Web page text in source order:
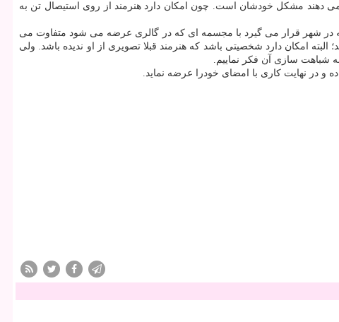
دهند مشكل خودشان است. چون امكان دارد هنرمند از روی استیصال تن به
كه در شهر قرار می گیرد با مجسمه ای كه در گالری عرضه می شود متفاوت می
امكان دارد شخصیتی باشد كه هنرمند قبلا تصویری از او ندیده باشد. ولی
شباهت سازی آن فكر نماییم.
و در نهایت كاری با امضای خودرا عرضه نماید.